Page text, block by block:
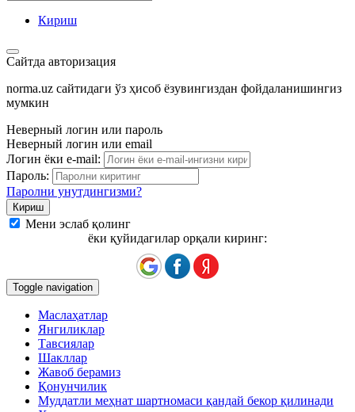
Кириш
Сайтда авторизация
norma.uz сайтидаги ўз ҳисоб ёзувингиздан фойдаланишингиз
мумкин
Неверный логин или пароль
Неверный логин или email
Логин ёки e-mail:
Пароль:
Паролни унутдингизми?
Мени эслаб қолинг
ёки қуйидагилар орқали киринг:
Toggle navigation
Маслаҳатлар
Янгиликлар
Тавсиялар
Шакллар
Жавоб берамиз
Қонунчилик
Муддатли меҳнат шартномаси қандай бекор қилинади